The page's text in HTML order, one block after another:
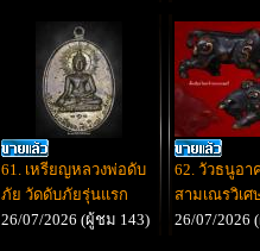
61. เหรียญหลวงพ่อดับ
ภัย วัดดับภัยรุ่นแรก
26/07/2026 (ผู้ชม 143)
62. วัวธนูอา
สามเณรวิเ
26/07/2026